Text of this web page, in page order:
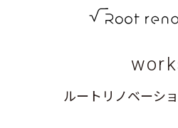
renovation
高
ルートリノベーシ